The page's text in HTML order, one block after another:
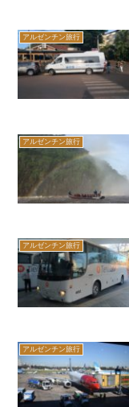
アルゼンチン旅行
アルゼンチン旅行
アルゼンチン旅行
アルゼンチン旅行